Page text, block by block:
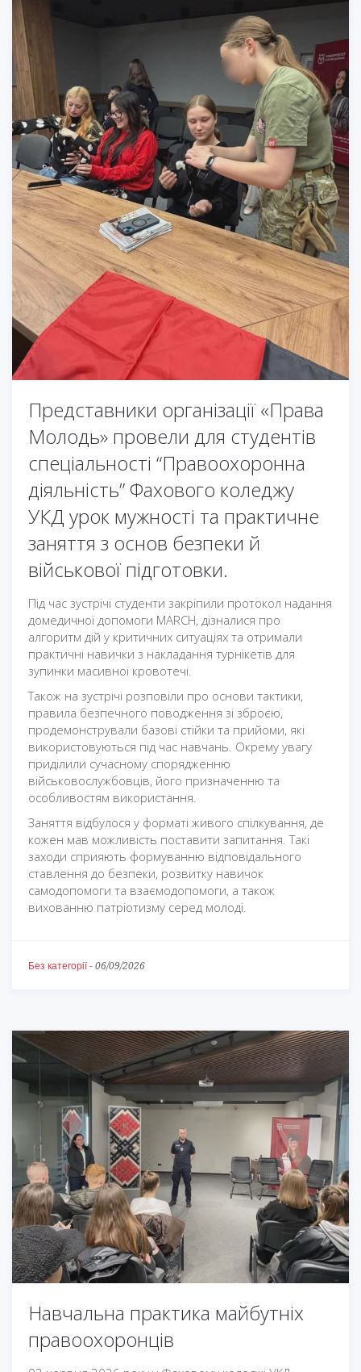
Представники організації «Права
Молодь» провели для студентів
спеціальності “Правоохоронна
діяльність” Фахового коледжу
УКД урок мужності та практичне
заняття з основ безпеки й
військової підготовки.
Під час зустрічі студенти закріпили протокол надання
домедичної допомоги MARCH, дізналися про
алгоритм дій у критичних ситуаціях та отримали
практичні навички з накладання турнікетів для
зупинки масивної кровотечі.
Також на зустрічі розповіли про основи тактики,
правила безпечного поводження зі зброєю,
продемонстрували базові стійки та прийоми, які
використовуються під час навчань. Окрему увагу
приділили сучасному спорядженню
військовослужбовців, його призначенню та
особливостям використання.
Заняття відбулося у форматі живого спілкування, де
кожен мав можливість поставити запитання. Такі
заходи сприяють формуванню відповідального
ставлення до безпеки, розвитку навичок
самодопомоги та взаємодопомоги, а також
вихованню патріотизму серед молоді.
Без категорії- 06/09/2026
Навчальна практика майбутніх
правоохоронців